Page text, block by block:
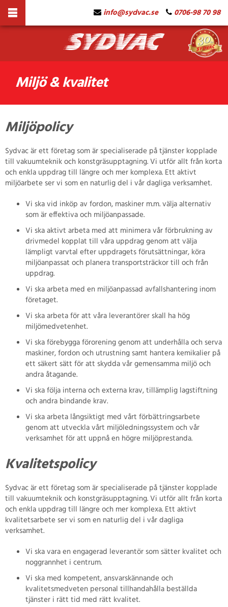
info@sydvac.se 0706-98 70 98
Miljö & kvalitet
Miljöpolicy
Sydvac är ett företag som är specialiserade på tjänster kopplade
till vakuumteknik och konstgräsupptagning. Vi utför allt från korta
och enkla uppdrag till längre och mer komplexa. Ett aktivt
miljöarbete ser vi som en naturlig del i vår dagliga verksamhet.
Vi ska vid inköp av fordon, maskiner m.m. välja alternativ
som är effektiva och miljöanpassade.
Vi ska aktivt arbeta med att minimera vår förbrukning av
drivmedel kopplat till våra uppdrag genom att välja
lämpligt varvtal efter uppdragets förutsättningar, köra
miljöanpassat och planera transportsträckor till och från
uppdrag.
Vi ska arbeta med en miljöanpassad avfallshantering inom
företaget.
Vi ska arbeta för att våra leverantörer skall ha hög
miljömedvetenhet.
Vi ska förebygga förorening genom att underhålla och serva
maskiner, fordon och utrustning samt hantera kemikalier på
ett säkert sätt för att skydda vår gemensamma miljö och
andra åtagande.
Vi ska följa interna och externa krav, tillämplig lagstiftning
och andra bindande krav.
Vi ska arbeta långsiktigt med vårt förbättringsarbete
genom att utveckla vårt miljöledningssystem och vår
verksamhet för att uppnå en högre miljöprestanda.
Kvalitetspolicy
Sydvac är ett företag som är specialiserade på tjänster kopplade
till vakuumteknik och konstgräsupptagning. Vi utför allt från korta
och enkla uppdrag till längre och mer komplexa. Ett aktivt
kvalitetsarbete ser vi som en naturlig del i vår dagliga
verksamhet.
Vi ska vara en engagerad leverantör som sätter kvalitet och
noggrannhet i centrum.
Vi ska med kompetent, ansvarskännande och
kvalitetsmedveten personal tillhandahålla beställda
tjänster i rätt tid med rätt kvalitet.